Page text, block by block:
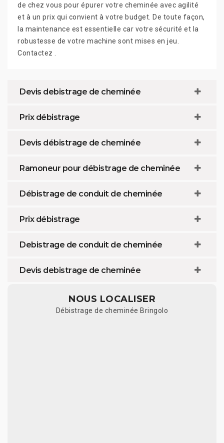
de chez vous pour épurer votre cheminée avec agilité
et à un prix qui convient à votre budget. De toute façon,
la maintenance est essentielle car votre sécurité et la
robustesse de votre machine sont mises en jeu.
Contactez .
Devis debistrage de cheminée
Prix débistrage
Devis débistrage de cheminée
Ramoneur pour débistrage de cheminée
Débistrage de conduit de cheminée
Prix débistrage
Debistrage de conduit de cheminée
Devis debistrage de cheminée
NOUS LOCALISER
Débistrage de cheminée Bringolo